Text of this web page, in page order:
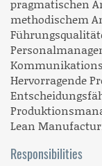
pragmatischen
methodischem
Hervorragende
Lean
Responsibilities